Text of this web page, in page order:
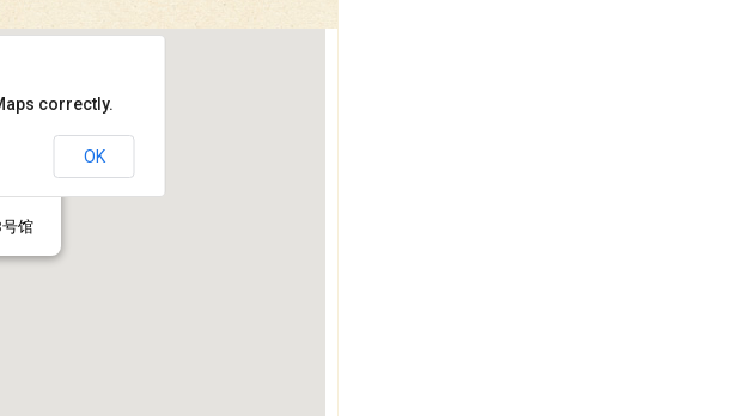
本馆
馆
correctly.
OK